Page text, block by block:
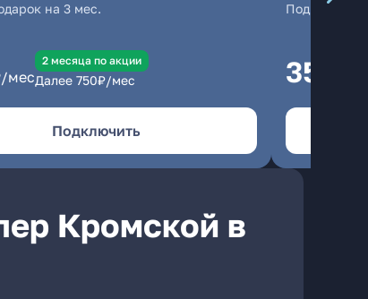
на 3 мес.
мес
2 месяцa по акции
Далее 750₽/мес
Подключить
350
Кромской в